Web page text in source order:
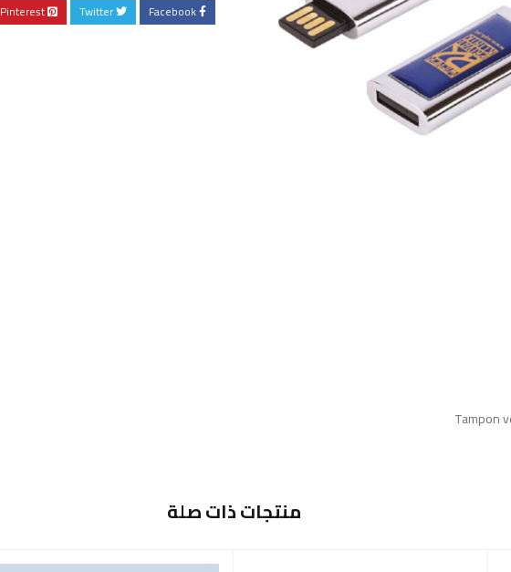
Facebook
Twitter
Pinterest
منتجات ذات صلة